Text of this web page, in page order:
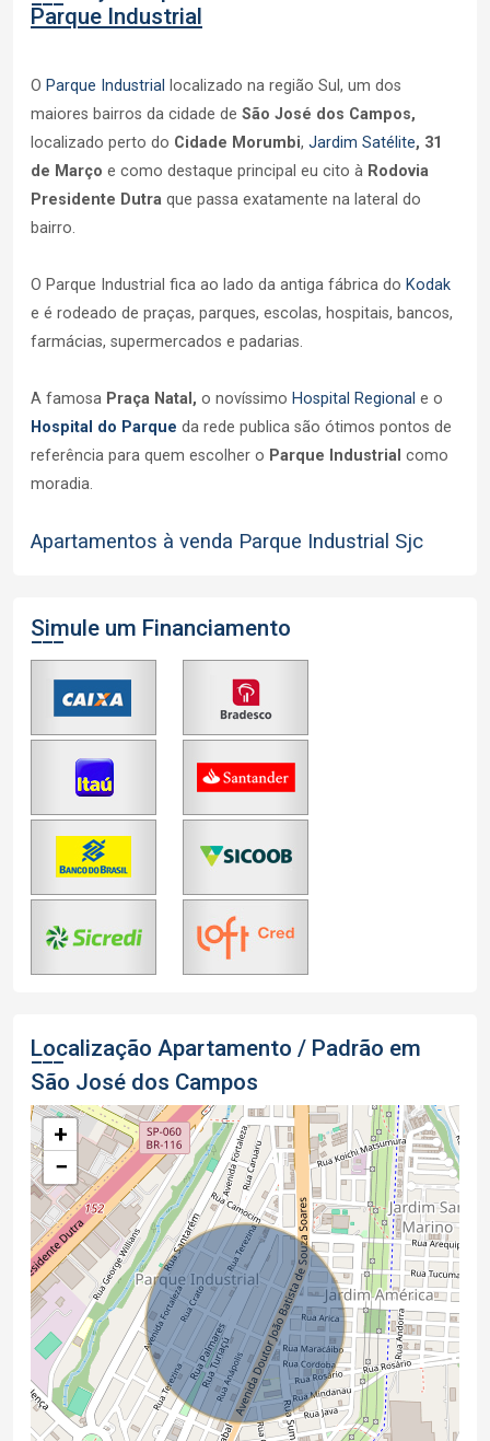
Parque Industrial
O Parque Industrial localizado na região Sul, um dos
maiores bairros da cidade de São José dos Campos,
localizado perto do Cidade Morumbi, Jardim Satélite, 31
de Março e como destaque principal eu cito à Rodovia
Presidente Dutra que passa exatamente na lateral do
bairro.
O Parque Industrial fica ao lado da antiga fábrica do Kodak
e é rodeado de praças, parques, escolas, hospitais, bancos,
farmácias, supermercados e padarias.
A famosa Praça Natal, o novíssimo Hospital Regional e o
Hospital do Parque da rede publica são ótimos pontos de
referência para quem escolher o Parque Industrial como
moradia.
Apartamentos à venda Parque Industrial Sjc
Simule um Financiamento
Localização Apartamento / Padrão em
São José dos Campos
+
−